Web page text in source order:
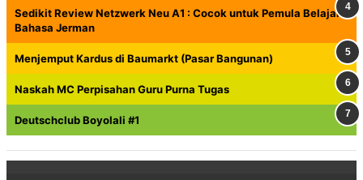
Sedikit Review Netzwerk Neu A1 : Cocok untuk Pemula Belajar
Bahasa Jerman
Menjemput Kardus di Baumarkt (Pasar Bangunan)
Naskah MC Perpisahan Guru Purna Tugas
Deutschclub Boyolali #1